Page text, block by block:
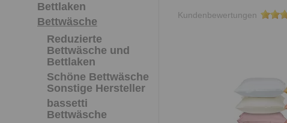
Bettlaken
Bettwäsche
Reduzierte
Bettwäsche und
Bettlaken
Schöne Bettwäsche
Sonstige Hersteller
bassetti
Bettwäsche
Kundenbewertungen